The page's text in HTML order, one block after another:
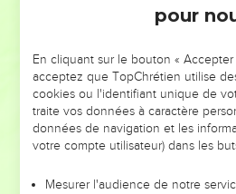
NE MANQUEZ PAS
DE
ET SI LEURS ERREURS
VOTRES ?
leur foi ou leur vision. Mais on voit
pour
En cliquant sur le bouton «
acceptez que TopChrétien utilise
cookies ou l'identifiant unique de
traite vos données à caractère
données de navigation et les
votre compte utilisateur) dans les
Mesurer l'audience de notre